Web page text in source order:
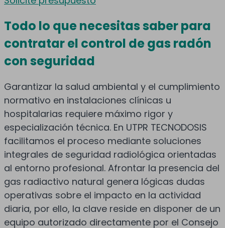
Todo lo que necesitas saber para
contratar el control de gas radón
con seguridad
Garantizar la salud ambiental y el cumplimiento
normativo en instalaciones clínicas u
hospitalarias requiere máximo rigor y
especialización técnica. En UTPR TECNODOSIS
facilitamos el proceso mediante soluciones
integrales de seguridad radiológica orientadas
al entorno profesional. Afrontar la presencia del
gas radiactivo natural genera lógicas dudas
operativas sobre el impacto en la actividad
diaria, por ello, la clave reside en disponer de un
equipo autorizado directamente por el Consejo